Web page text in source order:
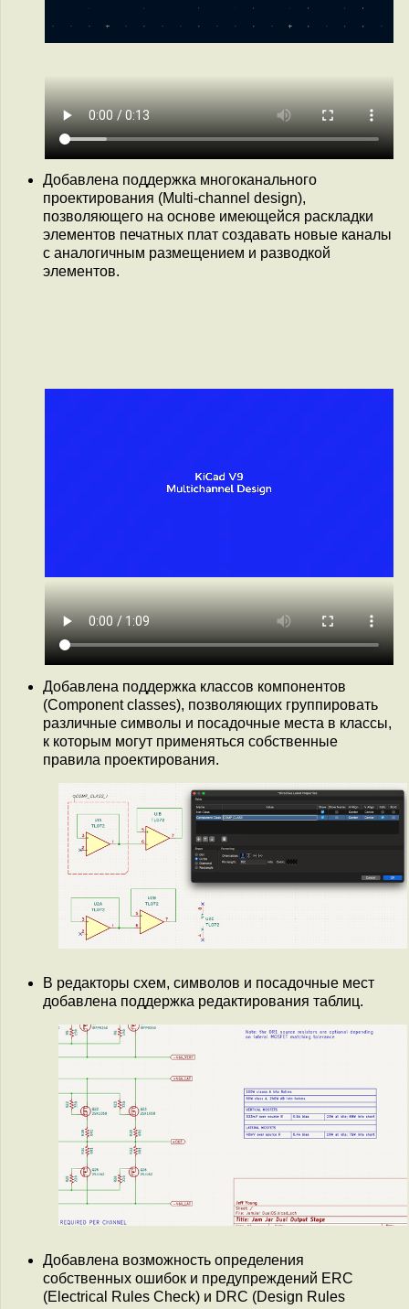
Добавлена поддержка многоканального
проектирования (Multi-channel design),
позволяющего на основе имеющейся раскладки
элементов печатных плат создавать новые каналы
с аналогичным размещением и разводкой
элементов.
Добавлена поддержка классов компонентов
(Component classes), позволяющих группировать
различные символы и посадочные места в классы,
к которым могут применяться собственные
правила проектирования.
В редакторы схем, символов и посадочные мест
добавлена поддержка редактирования таблиц.
Добавлена возможность определения
собственных ошибок и предупреждений ERС
(Electrical Rules Check) и DRC (Design Rules